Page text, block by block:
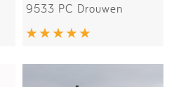
9533 PC Drouwen